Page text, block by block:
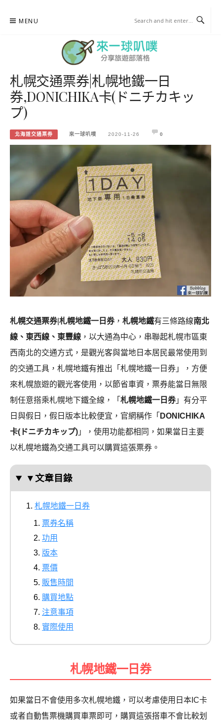
MENU
來一球叭噗
分享日本自助部落格
札幌交通票券|札幌地鐵一日
券,DONICHIKA卡(ドニチカキッ
プ)
北海道交通票券 來一球叭噗 2020-11-26 0
札幌交通票券|札幌地鐵一日券， 札幌地鐵有三條路線南北
線、東西線、東豐線 ，以大通為中心，串聯起札幌市區東
西南北的交通方式，是觀光客與當地日本居民最常使用到
的交通工具，札幌地鐵有推出「札幌地鐵一日券」，方便
來札幌旅遊的觀光客使用，以節省車資，票券能當日無限
制任意搭乘札幌地下鐵全線，「 札幌地鐵一日券」有分平
日與假日，假日版本比較便宜，官網稱作「 DONICHIKA
卡(ドニチカキップ) 」，使用功能都相同，如果當日主要
以札幌地鐵為交通工具可以購買這張票券。
▼文章目錄
札幌地鐵一日券
票券名稱
功用
版本
票價
販售時間
購買地點
注意事項
實際使用
札幌地鐵一日券
如果當日不會使用多次札幌地鐵，可以考慮使用日本IC卡
或者自動售票機購買車票即可，購買這張搭車不會比較划